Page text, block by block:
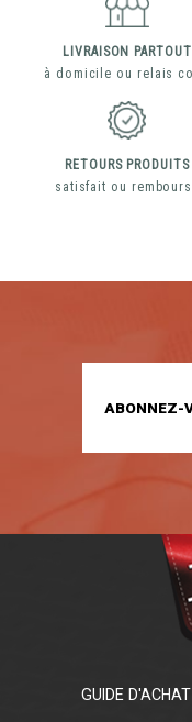
LIVRAISON PARTOUT
à domicile ou relais
RETOURS PRODUITS
satisfait ou
ABONNEZ-
GUIDE D'ACHAT